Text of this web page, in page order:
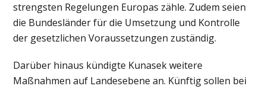
strengsten Regelungen Europas zähle. Zudem seien
die Bundesländer für die Umsetzung und Kontrolle
der gesetzlichen Voraussetzungen zuständig.
Darüber hinaus kündigte Kunasek weitere
Maßnahmen auf Landesebene an. Künftig sollen bei